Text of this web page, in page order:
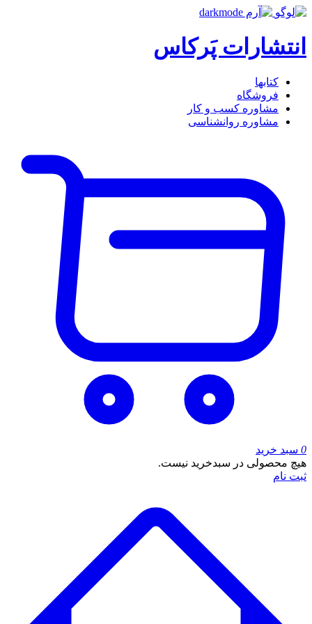
انتشارات پَرکاس
کتاب‎ها
فروشگاه
مشاوره کسب و کار
مشاوره روان‎شناسی
0 سبد خرید
هیچ محصولی در سبدخرید نیست.
ثبت نام